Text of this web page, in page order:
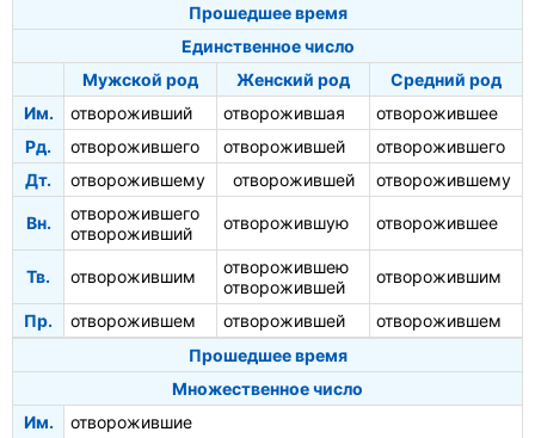
Прошедшее время
Единственное число
Мужской род
Женский род
Средний род
Им.
отвороживший отворожившая
отворожившее
Рд.
отворожившего отворожившей
отворожившего
Дт.
отворожившему отворожившей отворожившему
Вн.
отворожившего
отвороживший
отворожившую отворожившее
Тв. отворожившим
отворожившею
отворожившей
отворожившим
Пр. отворожившем отворожившей
отворожившем
Прошедшее время
Множественное число
Им.
отворожившие